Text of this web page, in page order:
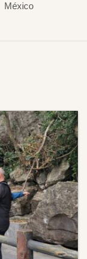
México